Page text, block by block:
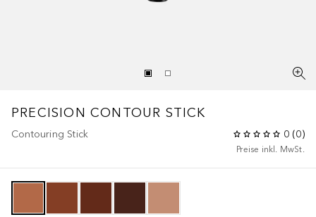
PRECISION CONTOUR STICK
Contouring Stick 0 (0)
Preise inkl. MwSt.